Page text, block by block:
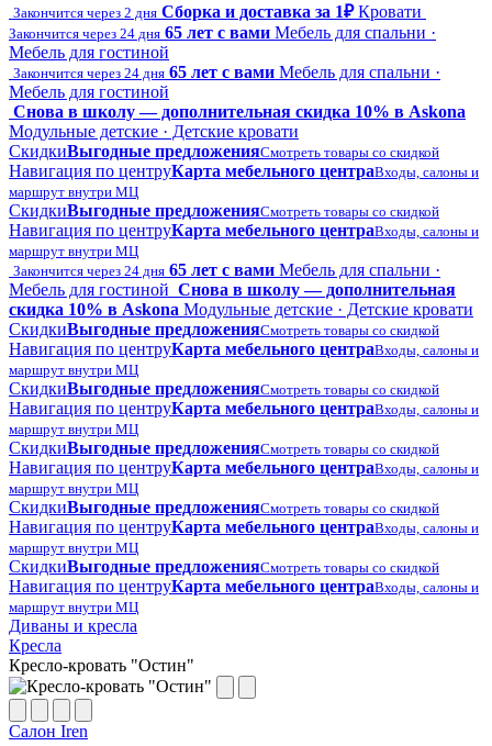
Закончится через 2 дня Сборка и доставка за 1₽ Кровати
Закончится через 24 дня 65 лет с вами Мебель для спальни ·
Мебель для гостиной
Закончится через 24 дня 65 лет с вами Мебель для спальни ·
Мебель для гостиной
Снова в школу — дополнительная скидка 10% в Askona
Модульные детские · Детские кровати
СкидкиВыгодные предложенияСмотреть товары со скидкой
Навигация по центруКарта мебельного центраВходы, салоны и
маршрут внутри МЦ
СкидкиВыгодные предложенияСмотреть товары со скидкой
Навигация по центруКарта мебельного центраВходы, салоны и
маршрут внутри МЦ
Закончится через 24 дня 65 лет с вами Мебель для спальни ·
Мебель для гостиной Снова в школу — дополнительная
скидка 10% в Askona Модульные детские · Детские кровати
СкидкиВыгодные предложенияСмотреть товары со скидкой
Навигация по центруКарта мебельного центраВходы, салоны и
маршрут внутри МЦ
СкидкиВыгодные предложенияСмотреть товары со скидкой
Навигация по центруКарта мебельного центраВходы, салоны и
маршрут внутри МЦ
СкидкиВыгодные предложенияСмотреть товары со скидкой
Навигация по центруКарта мебельного центраВходы, салоны и
маршрут внутри МЦ
СкидкиВыгодные предложенияСмотреть товары со скидкой
Навигация по центруКарта мебельного центраВходы, салоны и
маршрут внутри МЦ
СкидкиВыгодные предложенияСмотреть товары со скидкой
Навигация по центруКарта мебельного центраВходы, салоны и
маршрут внутри МЦ
Диваны и кресла
Кресла
Кресло-кровать "Остин"
Салон Iren